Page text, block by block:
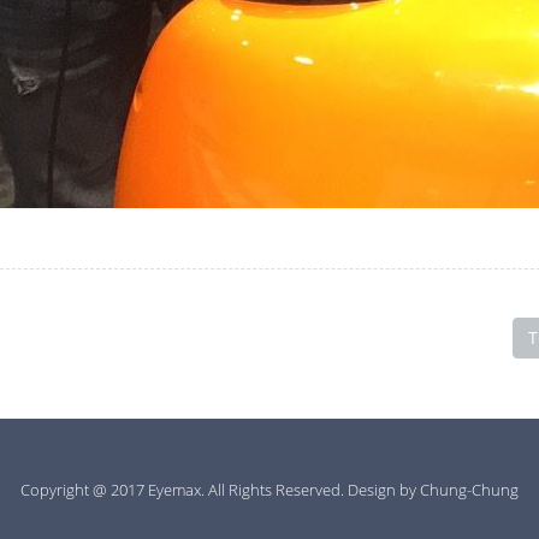
Copyright @ 2017 Eyemax. All Rights Reserved. Design byChung-Chung